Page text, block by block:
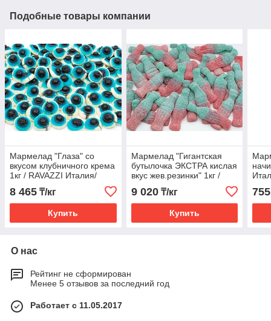
Подобные товары компании
Мармелад "Глаза" со
вкусом клубничного крема
1кг / RAVAZZI Италия/
8 465 ₸/кг
Купить
Мармелад "Гигантская
бутылочка ЭКСТРА кислая
вкус жев.резинки" 1кг /
RAVAZZI Италия/
9 020₸/кг
Купить
755
О нас
Рейтинг не сформирован
Менее 5 отзывов за последний год
Работает с 11.05.2017